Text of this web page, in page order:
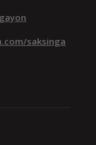
saksinga